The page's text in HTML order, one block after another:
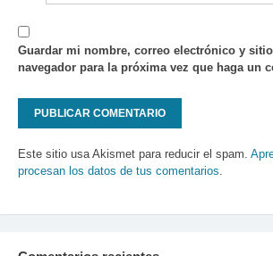
Guardar mi nombre, correo electrónico y
navegador para la próxima vez que haga un
Este sitio usa Akismet para reducir el spam.
procesan los datos de tus comentarios.